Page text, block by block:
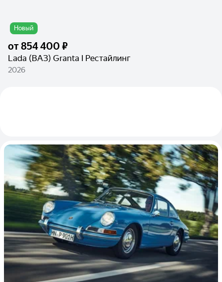
Новый
от854 400 ₽
Lada (ВАЗ) Granta I Рестайлинг
2026